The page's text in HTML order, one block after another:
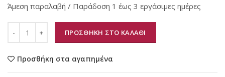
Άμεση παραλαβή / Παράδοση 1 έως 3 εργάσιμες ημέρες
ΠΡΟΣΘΗΚΗ ΣΤΟ ΚΑΛΑΘΙ
Προσθήκη στα αγαπημένα